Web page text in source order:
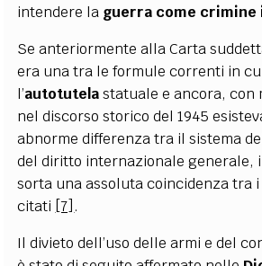
intendere la guerra come crimine
Se anteriormente alla Carta
era una tra le formule correnti in
l’autotutelastatuale e ancora,
nel discorso storico del 1945
abnorme differenza tra il sistema
del diritto internazionale generale,
sorta una assoluta coincidenza tra
citati [7] .
Il divieto dell’uso delle armi e del